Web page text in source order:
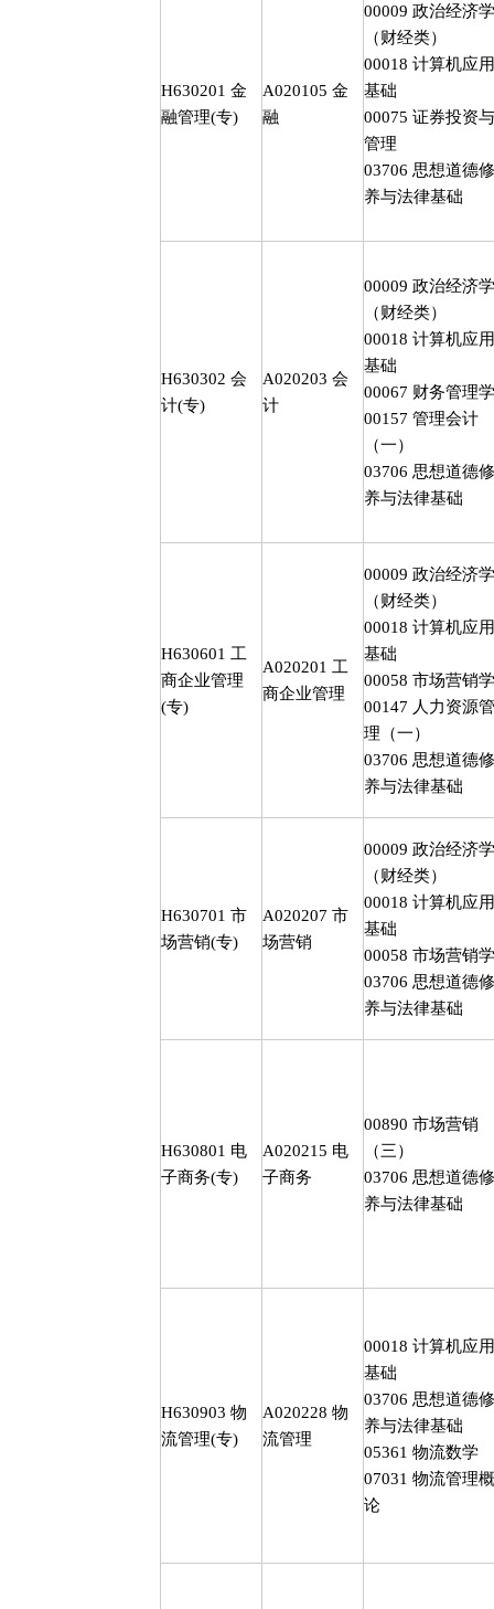
H630201 金
融管理(专)
A020105 金
融
00009 政治经济学
（财经类）
00018 计算机应用
基础
00075 证券投资与
管理
03706 思想道德修
养与法律基础
H630302 会
计(专)
A020203 会
计
00009 政治经济学
（财经类）
00018 计算机应用
基础
00067 财务管理学
00157 管理会计
（一）
03706 思想道德修
养与法律基础
H630601 工
商企业管理
(专)
A020201 工
商企业管理
00009 政治经济学
（财经类）
00018 计算机应用
基础
00058 市场营销学
00147 人力资源管
理（一）
03706 思想道德修
养与法律基础
H630701 市
场营销(专)
A020207 市
场营销
00009 政治经济学
（财经类）
00018 计算机应用
基础
00058 市场营销学
03706 思想道德修
养与法律基础
H630801 电
子商务(专)
A020215 电
子商务
00890 市场营销
（三）
03706 思想道德修
养与法律基础
H630903 物
流管理(专)
A020228 物
流管理
00018 计算机应用
基础
03706 思想道德修
养与法律基础
05361 物流数学
07031 物流管理概
论